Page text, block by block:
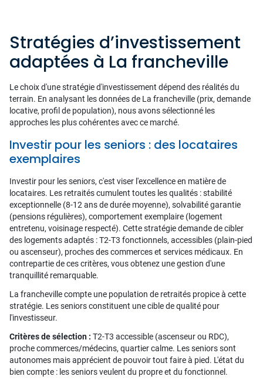
Stratégies d’investissement
adaptées à La francheville
Le choix d'une stratégie d'investissement dépend des réalités du
terrain. En analysant les données de La francheville (prix, demande
locative, profil de population), nous avons sélectionné les
approches les plus cohérentes avec ce marché.
Investir pour les seniors : des locataires
exemplaires
Investir pour les seniors, c'est viser l'excellence en matière de
locataires. Les retraités cumulent toutes les qualités : stabilité
exceptionnelle (8-12 ans de durée moyenne), solvabilité garantie
(pensions régulières), comportement exemplaire (logement
entretenu, voisinage respecté). Cette stratégie demande de cibler
des logements adaptés : T2-T3 fonctionnels, accessibles (plain-pied
ou ascenseur), proches des commerces et services médicaux. En
contrepartie de ces critères, vous obtenez une gestion d'une
tranquillité remarquable.
La francheville compte une population de retraités propice à cette
stratégie. Les seniors constituent une cible de qualité pour
l'investisseur.
Critères de sélection : T2-T3 accessible (ascenseur ou RDC),
proche commerces/médecins, quartier calme. Les seniors sont
autonomes mais apprécient de pouvoir tout faire à pied. L'état du
bien compte : les seniors veulent du propre et du fonctionnel.